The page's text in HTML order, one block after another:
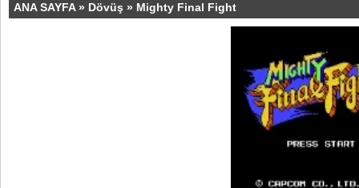
ANA SAYFA» Dövüş » Mighty Final Fight